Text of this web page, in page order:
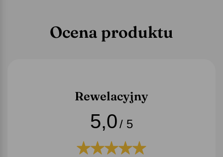
Ocena produktu
Rewelacyjny
5,0/ 5